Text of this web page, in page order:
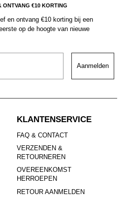
ONTVANG €10 KORTING
en ontvang €10 korting bij een
op de hoogte van nieuwe
Aanmelden
KLANTENSERVICE
FAQ & CONTACT
VERZENDEN &
RETOURNEREN
OVEREENKOMST
HERROEPEN
RETOUR AANMELDEN